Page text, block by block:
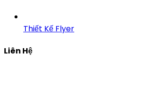
Thiết Kế Flyer
Liên Hệ